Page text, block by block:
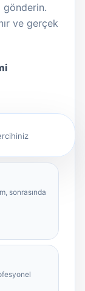
gönderin.
ve gerçek
sonrasında